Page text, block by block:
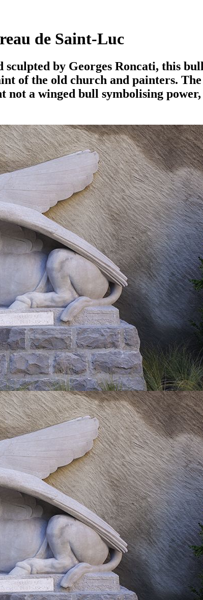
de Saint-Luc
sculpted by Georges Roncati, this
of the old church and painters.
not a winged bull symbolising